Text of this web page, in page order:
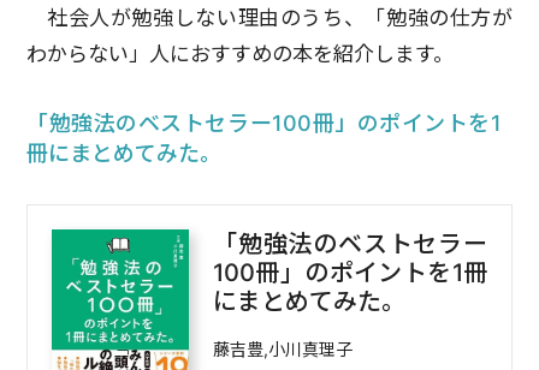
社会人が勉強しない理由のうち、「勉強の仕方が
わからない」人におすすめの本を紹介します。
「勉強法のベストセラー100冊」のポイントを1
冊にまとめてみた。
「勉強法のベストセラー
100冊」のポイントを1冊
にまとめてみた。
藤吉豊,小川真理子